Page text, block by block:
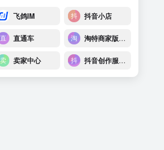
飞鸽IM 抖音小店
直通车 淘特商家版后台
卖家中心 抖音创作服务平台